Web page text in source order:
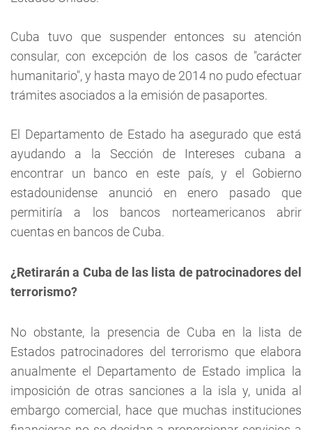
Cuba tuvo que suspender entonces su atención
consular, con excepción de los casos de "carácter
humanitario", y hasta mayo de 2014 no pudo efectuar
trámites asociados a la emisión de pasaportes.
El Departamento de Estado ha asegurado que está
ayudando a la Sección de Intereses cubana a
encontrar un banco en este país, y el Gobierno
estadounidense anunció en enero pasado que
permitiría a los bancos norteamericanos abrir
cuentas en bancos de Cuba.
¿Retirarán a Cuba de las lista de patrocinadores del
terrorismo?
No obstante, la presencia de Cuba en la lista de
Estados patrocinadores del terrorismo que elabora
anualmente el Departamento de Estado implica la
imposición de otras sanciones a la isla y, unida al
embargo comercial, hace que muchas instituciones